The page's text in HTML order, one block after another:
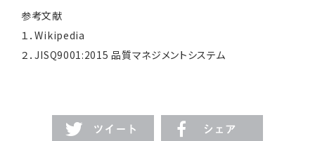
参考文献
１．Wikipedia
２．JISQ9001:2015 品質マネジメントシステム
ツイート シェア